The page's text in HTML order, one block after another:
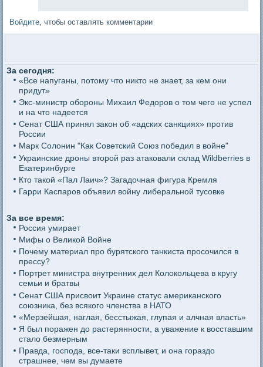
Войдите , чтобы оставлять комментарии
За сегодня:
«Все напуганы, потому что никто не знает, за кем они
придут»
Экс-министр обороны Михаил Федоров о том чего не успел
и на что надеется
Сенат США принял закон об «адских санкциях» против
России
Марк Солонин "Как Советский Союз победил в войне"
Украинские дроны второй раз атаковали склад Wildberries в
Екатеринбурге
Кто такой «Пал Лаич»? Загадочная фигура Кремля
Гарри Каспаров объявил войну либеральной тусовке
За все время:
Россия умирает
Мифы о Великой Войне
Почему материал про бурятского танкиста просочился в
прессу?
Портрет министра внутренних дел Колокольцева в кругу
семьи и братвы
Сенат США присвоит Украине статус американского
союзника, без всякого членства в НАТО
«Мерзейшая, наглая, бесстыжая, глупая и алчная власть»
Я был поражен до растерянности, а уважение к восставшим
стало безмерным
Правда, господа, все-таки всплывет, и она гораздо
страшнее, чем вы думаете